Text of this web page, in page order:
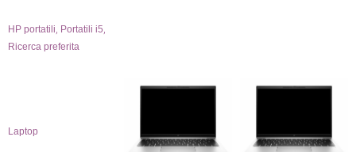
HP portatili Portatili i5
Ricerca preferita
Laptop